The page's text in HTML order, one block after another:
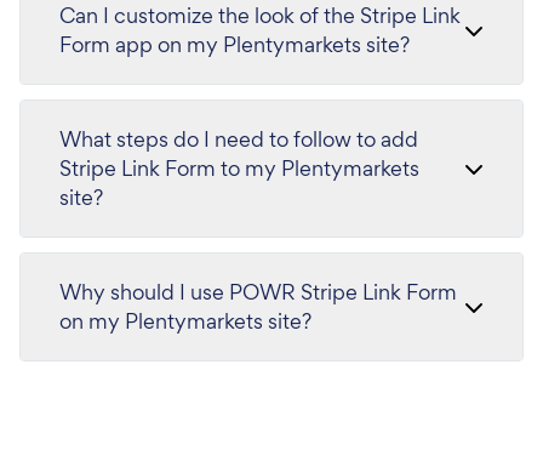
Can I customize the look of the Stripe Link
Form app on my Plentymarkets site?
What steps do I need to follow to add
Stripe Link Form to my Plentymarkets
site?
Why should I use POWR Stripe Link Form
on my Plentymarkets site?